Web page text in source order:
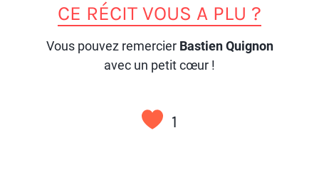
CE RÉCIT VOUS A PLU ?
Vous pouvez remercier Bastien Quignon
avec un petit cœur !
1